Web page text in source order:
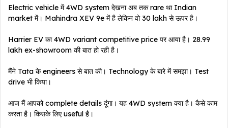
Electric vehicle में 4WD system देखना अब तक rare था Indian
market में। Mahindra XEV 9e में है लेकिन वो ₹30 lakh से ऊपर है।
Harrier EV का 4WD variant competitive price पर आया है। ₹28.99
lakh ex-showroom की बात हो रही है।
मैंने Tata के engineers से बात की। Technology के बारे में समझा। Test
drive भी किया।
आज मैं आपको complete details दूंगा। यह 4WD system क्या है। कैसे काम
करता है। किसके लिए useful है।